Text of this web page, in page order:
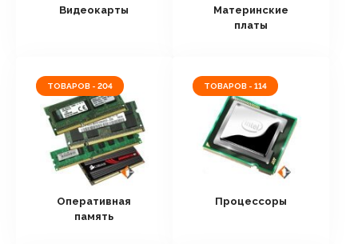
Видеокарты
Материнские
платы
Оперативная
память
ТОВАРОВ - 204
Процессоры
ТОВАРОВ - 114